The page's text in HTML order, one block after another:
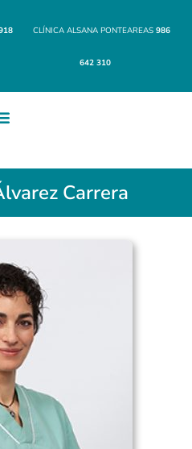
CLÍNICA ALSANA PONTEAREAS 986
642 310
Carrera